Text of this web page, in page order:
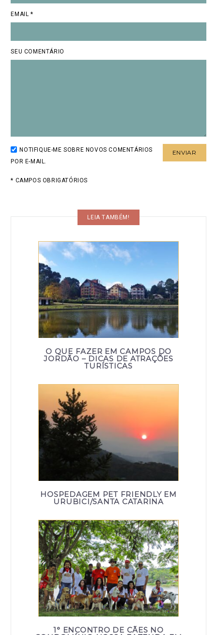
EMAIL *
SEU COMENTÁRIO
NOTIFIQUE-ME SOBRE NOVOS COMENTÁRIOS
POR E-MAIL.
* CAMPOS OBRIGATÓRIOS
LEIA TAMBÉM!
O QUE FAZER EM CAMPOS DO
JORDÃO – DICAS DE ATRAÇÕES
TURÍSTICAS
HOSPEDAGEM PET FRIENDLY EM
URUBICI/SANTA CATARINA
1° ENCONTRO DE CÃES NO